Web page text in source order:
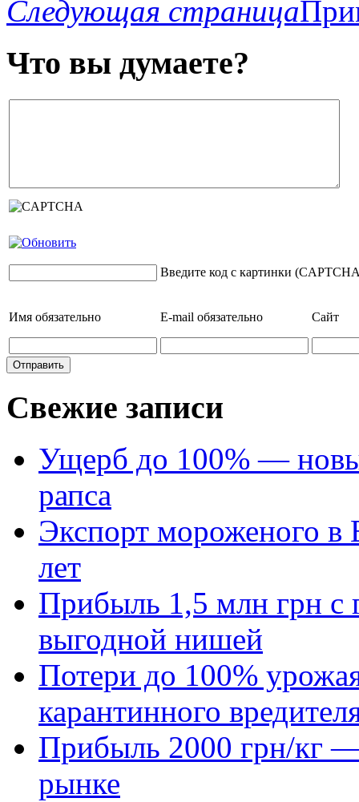
Следующая страница
Что вы думаете?
Введите код с картинки
Имя обязательно E-mail обязательно Сайт
Свежие записи
Ущерб до 100% —
рапса
Экспорт мороженого в
лет
Прибыль 1,5 млн грн с
выгодной нишей
Потери до 100%
карантинного
Прибыль 2000 грн/кг —
рынке